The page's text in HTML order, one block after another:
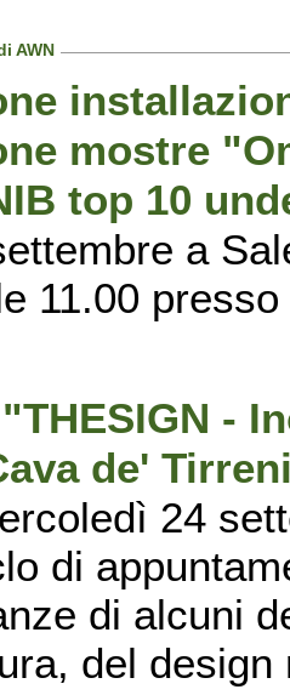
AWN
mostre
top 10
a
11.00
-
de'
24
di
di alcuni
del